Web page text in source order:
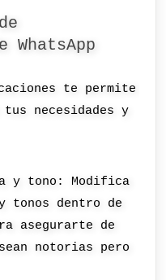
te permite
necesidades y
y tono: Modifica
tonos dentro de
asegurarte de
notorias pero